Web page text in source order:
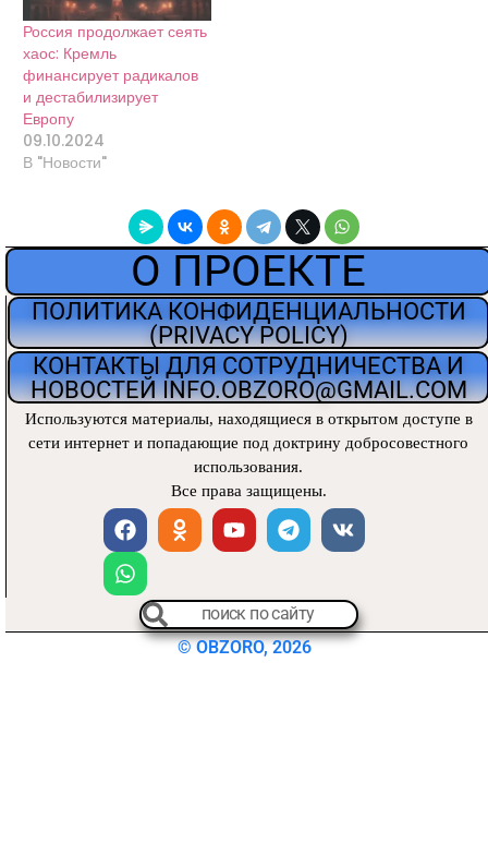
Россия продолжает сеять
хаос: Кремль
финансирует радикалов
и дестабилизирует
Европу
09.10.2024
В "Новости"
О ПРОЕКТЕ
ПОЛИТИКА КОНФИДЕНЦИАЛЬНОСТИ
(PRIVACY POLICY)
КОНТАКТЫ ДЛЯ СОТРУДНИЧЕСТВА И
НОВОСТЕЙ INFO.OBZORO@GMAIL.COM
Используются материалы, находящиеся в открытом доступе в
сети интернет и попадающие под доктрину добросовестного
использования.
Все права защищены.
© OBZORO, 2026